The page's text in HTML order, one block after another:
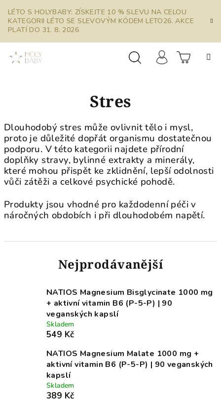
obsah
LÉTO S HOLYBABY: ZÍSKEJTE 10 % SLEVU NA CELOU
KATEGORII LÉTO SE SLEVOVÝM KÓDEM LETO26. AKCE
PLATÍ DO 31. 8. 2026
Stres
Dlouhodobý stres může ovlivnit tělo i mysl,
proto je důležité dopřát organismu dostatečnou
podporu. V této kategorii najdete přírodní
doplňky stravy, bylinné extrakty a minerály,
které mohou přispět ke zklidnění, lepší odolnosti
vůči zátěži a celkové psychické pohodě.
Produkty jsou vhodné pro každodenní péči v
náročných obdobích i při dlouhodobém napětí.
Nejprodávanější
NATIOS Magnesium Bisglycinate 1000 mg
+ aktivní vitamin B6 (P-5-P) | 90
veganských kapslí
Skladem
549 Kč
NATIOS Magnesium Malate 1000 mg +
aktivní vitamin B6 (P-5-P) | 90 veganských
kapslí
Skladem
389 Kč